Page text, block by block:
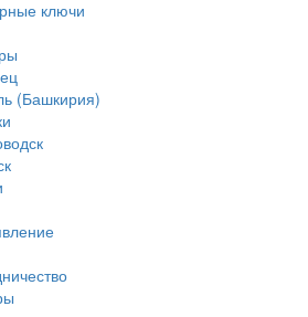
ключи
(Башкирия)